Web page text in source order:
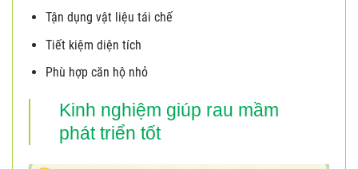
Tận dụng vật liệu tái chế
Tiết kiệm diện tích
Phù hợp căn hộ nhỏ
Kinh nghiệm giúp rau mầm
phát triển tốt